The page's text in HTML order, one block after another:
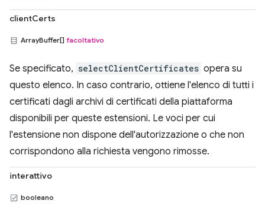
clientCerts
ArrayBuffer[] facoltativo
Se specificato, selectClientCertificates opera su
questo elenco. In caso contrario, ottiene l'elenco di tutti i
certificati dagli archivi di certificati della piattaforma
disponibili per queste estensioni. Le voci per cui
l'estensione non dispone dell'autorizzazione o che non
corrispondono alla richiesta vengono rimosse.
interattivo
booleano